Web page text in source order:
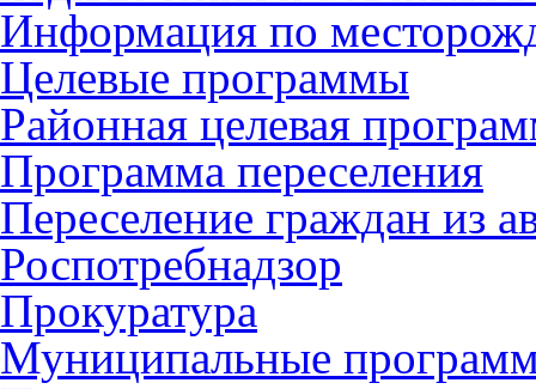
Информация по
Целевые программы
Районная целевая
Программа переселения
Переселение граждан из
Роспотребнадзор
Прокуратура
Муниципальные